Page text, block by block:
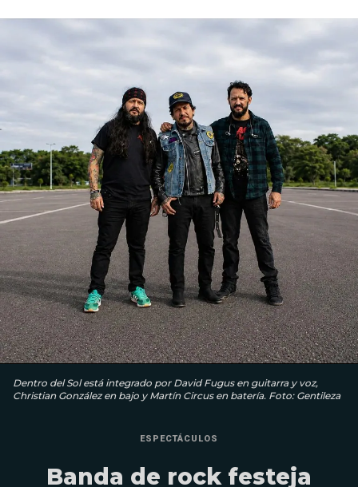
Dentro del Sol está integrado por David Fugus en guitarra y voz,
Christian González en bajo y Martín Circus en batería. Foto: Gentileza
ESPECTÁCULOS
Banda de rock festeja